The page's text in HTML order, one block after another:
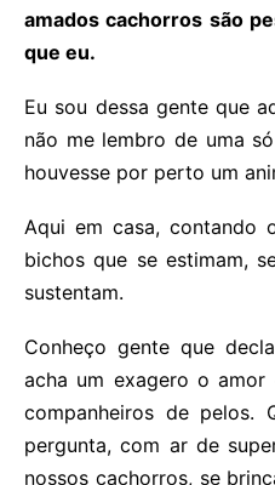
amados cachorros são
que eu.
Eu sou dessa gente que
não me lembro de uma
houvesse por perto um
Aqui em casa, contando
bichos que se estimam,
sustentam.
Conheço gente que
acha um exagero o
companheiros de pelos.
pergunta, com ar de
nossos cachorros, se